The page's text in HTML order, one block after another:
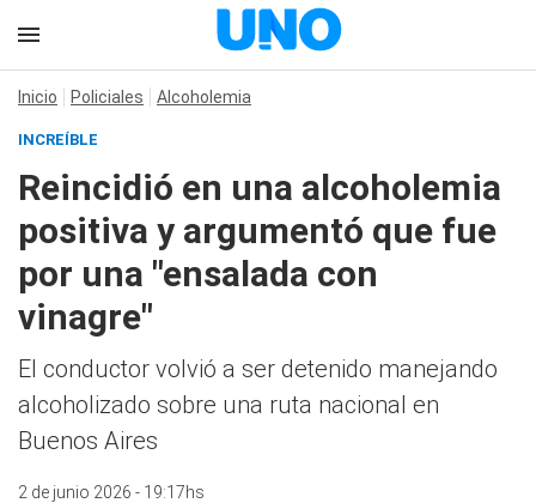
Inicio Policiales Alcoholemia
INCREÍBLE
Reincidió en una alcoholemia
positiva y argumentó que fue
por una "ensalada con
vinagre"
El conductor volvió a ser detenido manejando
alcoholizado sobre una ruta nacional en
Buenos Aires
2 de junio 2026 - 19:17hs